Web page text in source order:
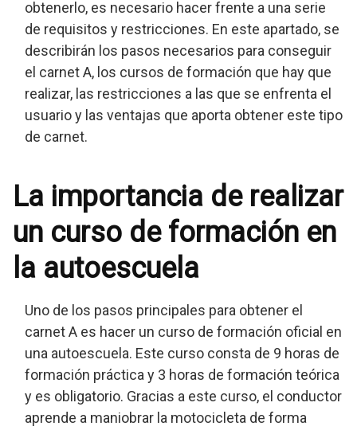
obtenerlo, es necesario hacer frente a una serie
de requisitos y restricciones. En este apartado, se
describirán los pasos necesarios para conseguir
el carnet A, los cursos de formación que hay que
realizar, las restricciones a las que se enfrenta el
usuario y las ventajas que aporta obtener este tipo
de carnet.
La importancia de realizar
un curso de formación en
la autoescuela
Uno de los pasos principales para obtener el
carnet A es hacer un curso de formación oficial en
una autoescuela. Este curso consta de 9 horas de
formación práctica y 3 horas de formación teórica
y es obligatorio. Gracias a este curso, el conductor
aprende a maniobrar la motocicleta de forma